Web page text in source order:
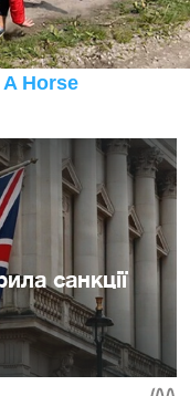
санкції